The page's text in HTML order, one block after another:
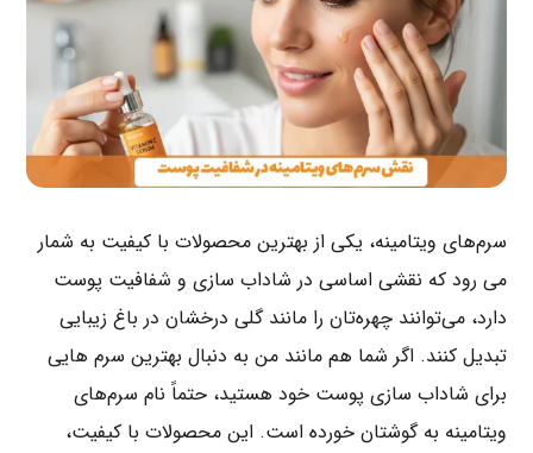
سرم‌های ویتامینه، یکی از بهترین محصولات با کیفیت به شمار
می رود که نقشی اساسی در شاداب سازی و شفافیت پوست
دارد، می‌توانند چهره‌تان را مانند گلی درخشان در باغ زیبایی
تبدیل کنند. اگر شما هم مانند من به دنبال بهترین سرم هایی
برای شاداب سازی پوست خود هستید، حتماً نام سرم‌های
ویتامینه به گوشتان خورده است. این محصولات با کیفیت،